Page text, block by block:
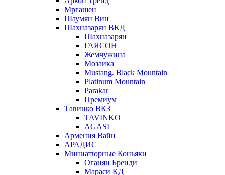
Мргашен
Шаумян Вин
Шахназарян ВКД
Шахназарян
ГАЯСОН
Жемчужина
Мозаика
Mustang. Black Mountain
Platinum Mountain
Parakar
Премиум
Тавинко ВКЗ
TAVINKO
AGASI
Армения Вайн
АРАДИС
Миниатюрные Коньяки
Оганян Бренди
Мараси КД